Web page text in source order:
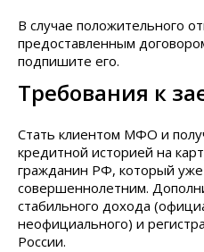
В случае положительного
предоставленным
подпишите его.
Требования к
Стать клиентом МФО и
кредитной историей на
гражданин РФ, который уже
совершеннолетним.
стабильного дохода
неофициального) и
России.